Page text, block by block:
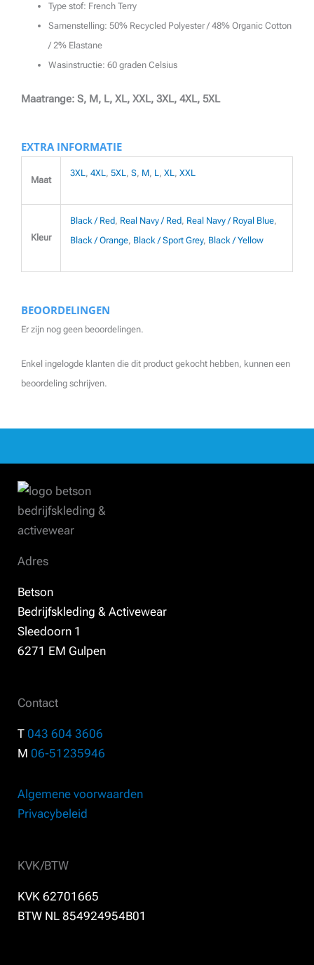
Type stof: French Terry
Samenstelling: 50% Recycled Polyester / 48% Organic Cotton
/ 2% Elastane
Wasinstructie: 60 graden Celsius
Maatrange: S, M, L, XL, XXL, 3XL, 4XL, 5XL
EXTRA INFORMATIE
Maat
3XL , 4XL , 5XL , S, M, L , XL , XXL
Kleur
Black / Red, Real Navy / Red, Real Navy / Royal Blue,
Black / Orange, Black / Sport Grey, Black / Yellow
BEOORDELINGEN
Er zijn nog geen beoordelingen.
Enkel ingelogde klanten die dit product gekocht hebben, kunnen een
beoordeling schrijven.
Adres
Betson
Bedrijfskleding & Activewear
Sleedoorn 1
6271 EM Gulpen
Contact
T 043 604 3606
M 06-51235946
Algemene voorwaarden
Privacybeleid
KVK/BTW
KVK 62701665
BTW NL 854924954B01